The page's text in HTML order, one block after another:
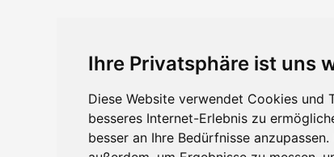
Ihre Privatsphäre ist uns
Diese Website verwendet Cookies und
besseres Internet-Erlebnis zu
besser an Ihre Bedürfnisse